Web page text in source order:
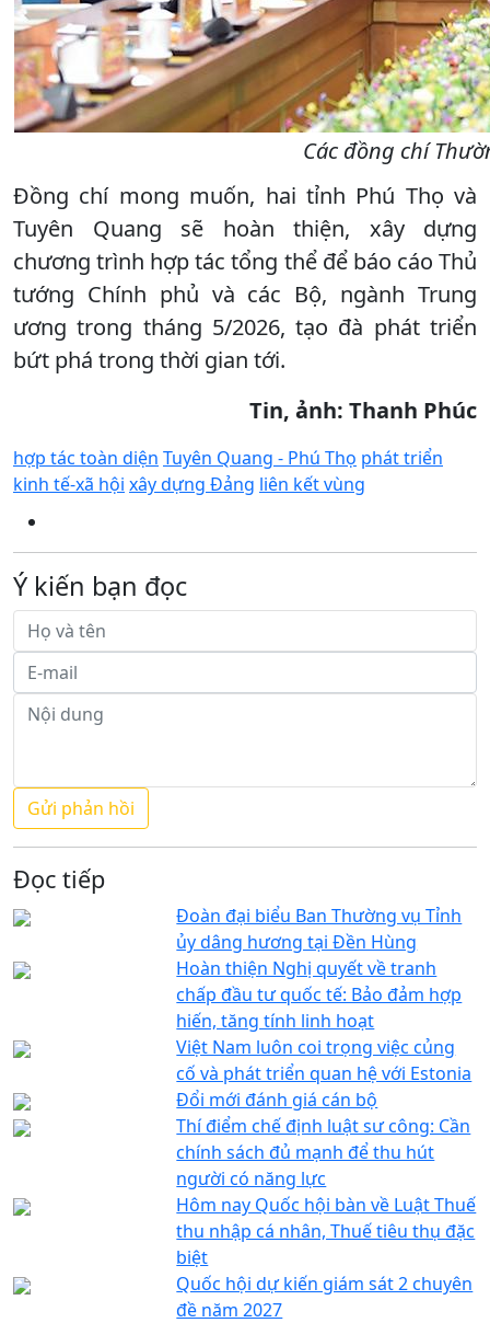
Các đồng chí
Đồng chí mong muốn, hai tỉnh Phú Thọ và
Tuyên Quang sẽ hoàn thiện, xây dựng
chương trình hợp tác tổng thể để báo cáo Thủ
tướng Chính phủ và các Bộ, ngành Trung
ương trong tháng 5/2026, tạo đà phát triển
bứt phá trong thời gian tới.
Tin, ảnh: Thanh Phúc
hợp tác toàn diện Tuyên Quang - Phú Thọ phát triển
kinh tế-xã hội xây dựng Đảng liên kết vùng
Ý kiến bạn đọc
Đọc tiếp
Đoàn đại biểu Ban Thường vụ Tỉnh
ủy dâng hương tại Đền Hùng
Hoàn thiện Nghị quyết về tranh
chấp đầu tư quốc tế: Bảo đảm hợp
hiến, tăng tính linh hoạt
Việt Nam luôn coi trọng việc củng
cố và phát triển quan hệ với Estonia
Đổi mới đánh giá cán bộ
Thí điểm chế định luật sư công: Cần
chính sách đủ mạnh để thu hút
người có năng lực
Hôm nay Quốc hội bàn về Luật Thuế
thu nhập cá nhân, Thuế tiêu thụ đặc
biệt
Quốc hội dự kiến giám sát 2 chuyên
đề năm 2027